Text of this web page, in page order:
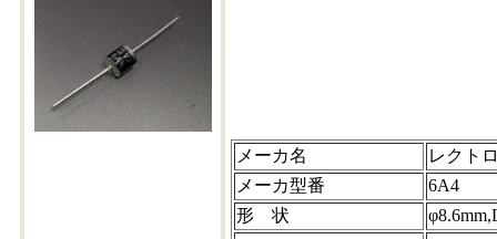
メーカ名
レクト
メーカ型番
6A4
形 状